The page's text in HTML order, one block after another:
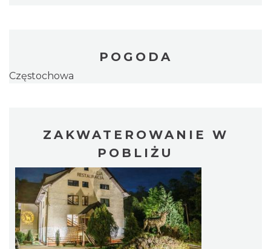
POGODA
Częstochowa
ZAKWATEROWANIE W
POBLIŻU